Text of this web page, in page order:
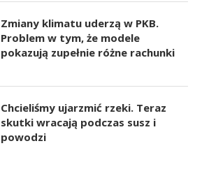
Zmiany klimatu uderzą w PKB.
Problem w tym, że modele
pokazują zupełnie różne rachunki
Chcieliśmy ujarzmić rzeki. Teraz
skutki wracają podczas susz i
powodzi